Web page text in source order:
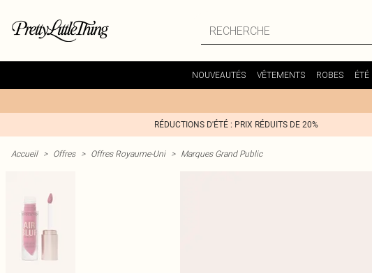
NOUVEAUTÉS VÊTEMENTS ROBES ÉTÉ
RÉDUCTIONS D'ÉTÉ : PRIX RÉDUITS DE 20%
Accueil > Offres > Offres Royaume-Uni > Marques Grand Public